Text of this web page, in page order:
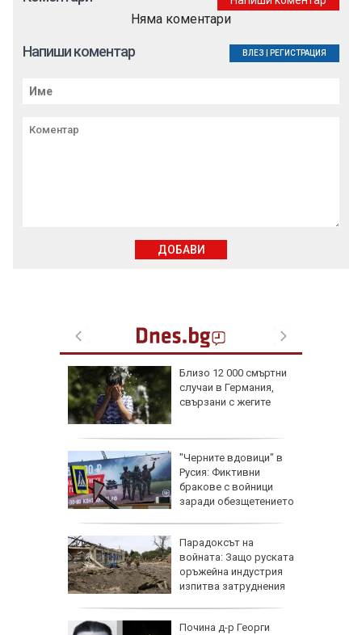
Близо 12 000 смъртни
случаи в Германия,
свързани с жегите
"Черните вдовици" в
Русия: Фиктивни
бракове с войници
заради обезщетението
Парадоксът на
войната: Защо руската
оръжейна индустрия
изпитва затруднения
Почина д-р Георги
Няма коментари
Напиши коментар ВЛЕЗ РЕГИСТРАЦИЯ
ДОБАВИ